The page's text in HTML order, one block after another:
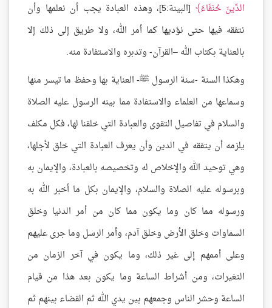
الدِّينَ حُنَفَاءَ
[البينة:5]، وهذه العبادة يجب أن نعلمها وأن
نتفقه فيها حتى نؤديها كما أمر الله، ولا طريق إلى ذلك إلا
بالعناية بكتاب الله –القرآن- وتدبره والاستفادة منه.
وهكذا السنة -سنة الرسول ﷺ- العناية بها وحفظ ما تيسر منها
وسماعها من العلماء والاستفادة مما بينه الرسول عليه الصلاة
والسلام في تفاصيل التقوى والعبادة التي خلقنا لها، فكل مكلف
يلزمه أن يتفقه في الدين وأن يعرف العبادة التي خلق لأجلها،
وهي توحيد الله والإخلاص له وتخصيصه بالعبادة، والإيمان به
وبرسوله عليه الصلاة والسلام، والإيمان بكل ما أخبر الله به
ورسوله مما كان وما يكون مما كان من أمر الدنيا وخلق
السماوات وخلق الأرض وخلق آدم، وأمر الرسل وما جرى عليهم
وعلى أممهم إلى غير ذلك، وما يكون في آخر الزمان من
التغيرات، ومن أشراط الساعة وما يكون بعد هذا من قيام
الساعة وحشر الناس وجمعهم بين يدي الله ثم القضاء بينهم ثم